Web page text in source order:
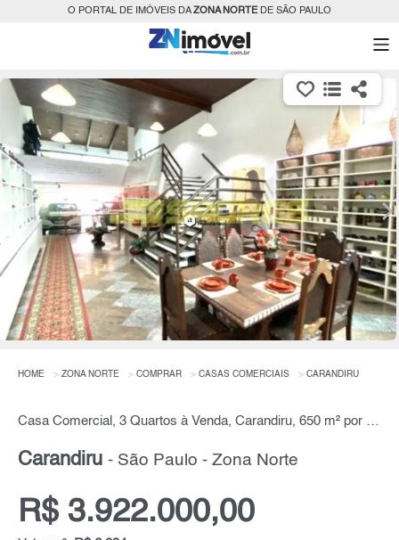
O PORTAL DE IMÓVEIS DAZONA NORTEDE SÃO PAULO
HOME ZONA NORTE COMPRAR CASAS COMERCIAIS CARANDIRU
Casa Comercial, 3 Quartos à Venda, Carandiru, 650 m² por R$ 3.922.000,00
Carandiru - São Paulo - Zona Norte
R$ 3.922.000,00